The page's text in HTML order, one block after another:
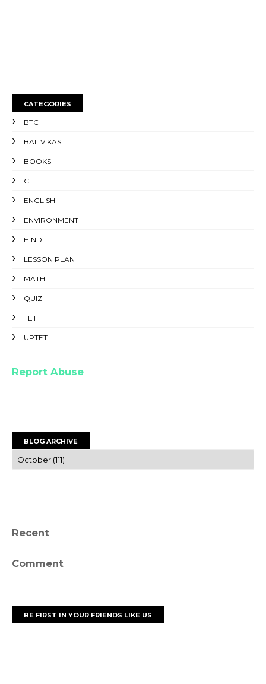
CATEGORIES
BTC
BAL VIKAS
BOOKS
CTET
ENGLISH
ENVIRONMENT
HINDI
LESSON PLAN
MATH
QUIZ
TET
UPTET
Report Abuse
BLOG ARCHIVE
Recent
Comment
BE FIRST IN YOUR FRIENDS LIKE US